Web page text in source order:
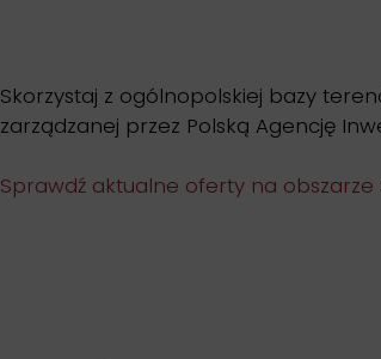
Skorzystaj z ogólnopolskiej bazy
zarządzanej przez Polską Agencję
Sprawdź aktualne oferty na obszarze